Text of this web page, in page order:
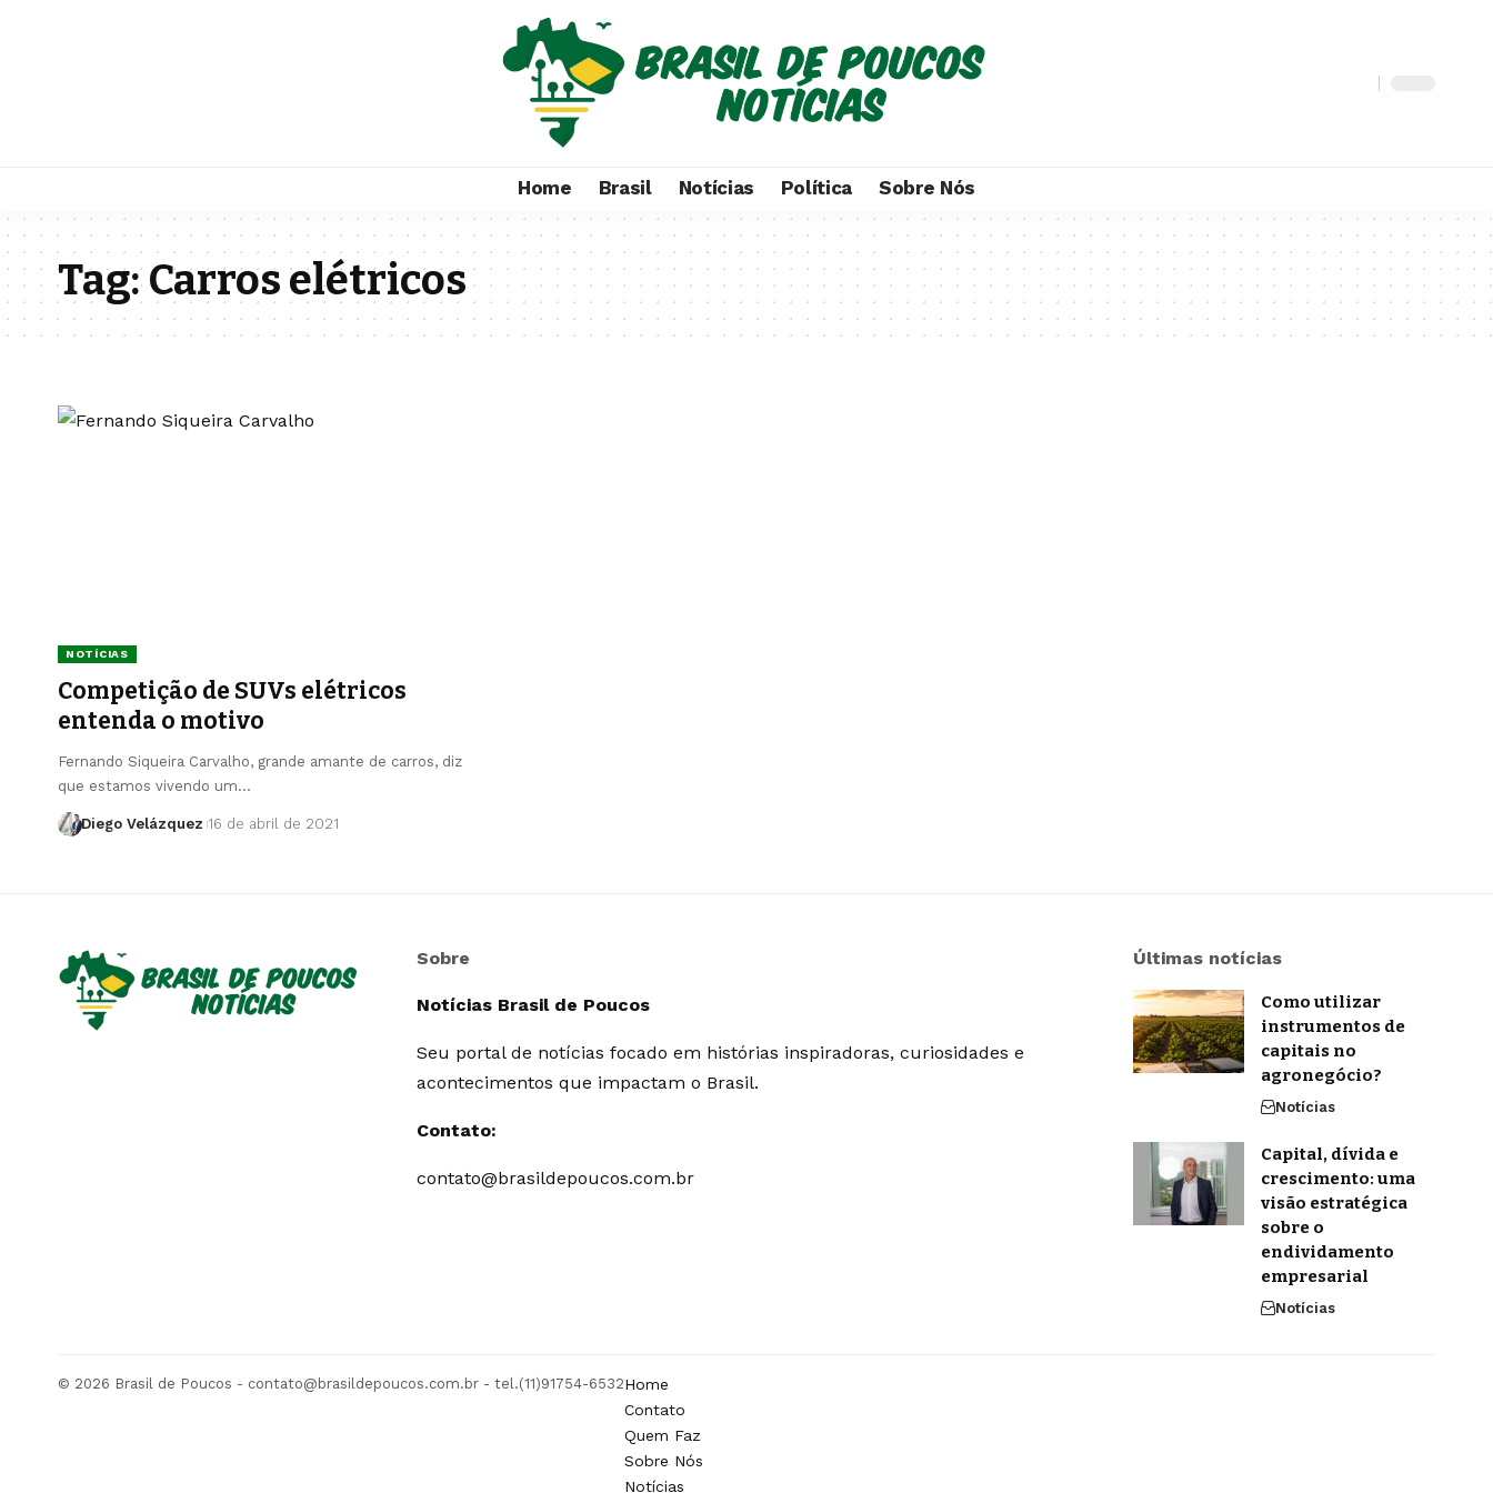
Home Brasil Notícias Política Sobre Nós
Tag:Carros elétricos
NOTÍCIAS
Competição de SUVs elétricos
entenda o motivo
Fernando Siqueira Carvalho, grande amante de carros, diz
que estamos vivendo um…
Diego Velázquez 16 de abril de 2021
Sobre
Notícias Brasil de Poucos
Seu portal de notícias focado em histórias inspiradoras, curiosidades e
acontecimentos que impactam o Brasil.
Contato:
contato@brasildepoucos.com.br
Últimas notícias
Como utilizar
instrumentos de
capitais no
agronegócio?
Notícias
Capital, dívida e
crescimento: uma
visão estratégica
sobre o
endividamento
empresarial
Notícias
© 2026 Brasil de Poucos - contato@brasildepoucos.com.br - tel.(11)91754-6532Home
Contato
Quem Faz
Sobre Nós
Notícias